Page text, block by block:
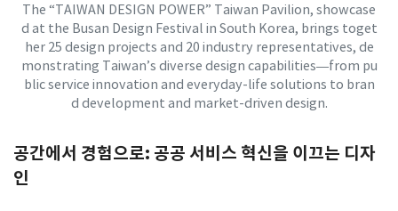
The “TAIWAN DESIGN POWER” Taiwan Pavilion, showcase
d at the Busan Design Festival in South Korea, brings toget
her 25 design projects and 20 industry representatives, de
monstrating Taiwan’s diverse design capabilities—from pu
blic service innovation and everyday-life solutions to bran
d development and market-driven design.
공간에서 경험으로: 공공 서비스 혁신을 이끄는 디자
인